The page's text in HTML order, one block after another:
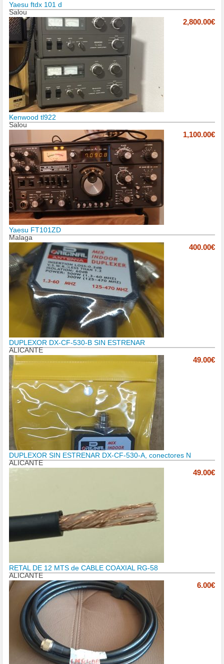
Yaesu ftdx 101 d
Salou
2,800.00€
Kenwood tl922
Salou
1,100.00€
Yaesu FT101ZD
Malaga
400.00€
DUPLEXOR DX-CF-530-B SIN ESTRENAR
ALICANTE
49.00€
DUPLEXOR SIN ESTRENAR DX-CF-530-A, conectores N
ALICANTE
49.00€
RETAL DE 12 MTS de CABLE COAXIAL RG-58
ALICANTE
6.00€